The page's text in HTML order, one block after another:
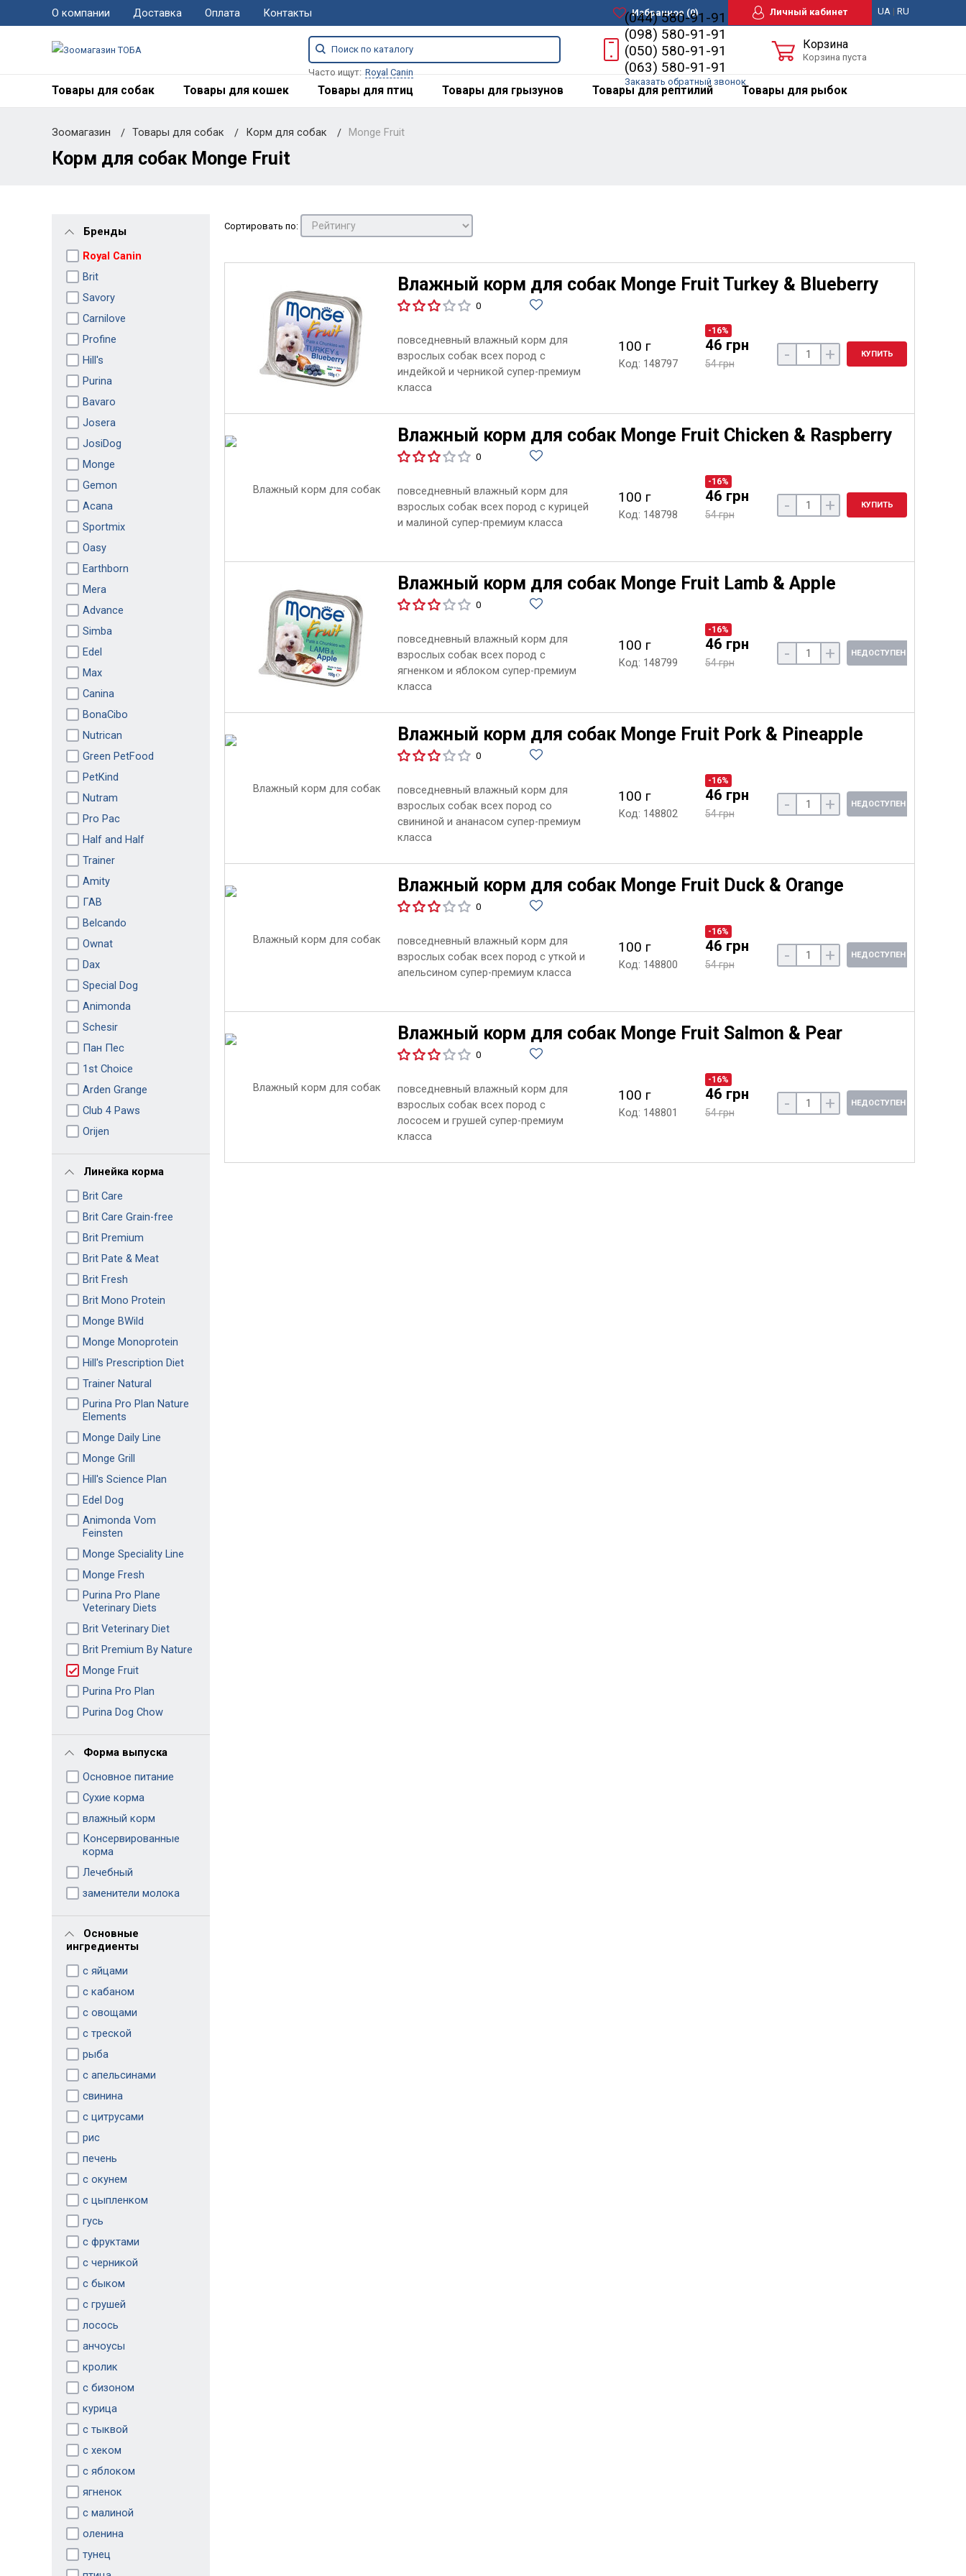
О компании Доставка Оплата Контакты Избранное(0) Личный кабинет UA| RU
Часто ищут: Royal Canin
(044) 580-91-91
(098) 580-91-91
(050) 580-91-91
(063) 580-91-91
Заказать обратный звонок
Корзина
Корзина пуста
Товары для собак Товары для кошек Товары для птиц Товары для грызунов Товары для рептилий Товары для рыбок
Зоомагазин Товары для собак Корм для собак Monge Fruit
Корм для собак Monge Fruit
Бренды
Royal Canin
Brit
Savory
Carnilove
Profine
Hill's
Purina
Bavaro
Josera
JosiDog
Monge
Gemon
Acana
Sportmix
Oasy
Earthborn
Mera
Advance
Simba
Edel
Max
Canina
BonaCibo
Nutrican
Green PetFood
PetKind
Nutram
Pro Pac
Half and Half
Trainer
Amity
ГАВ
Belcando
Ownat
Dax
Special Dog
Animonda
Schesir
Пан Пес
1st Choice
Arden Grange
Club 4 Paws
Orijen
Линейка корма
Brit Care
Brit Care Grain-free
Brit Premium
Brit Pate & Meat
Brit Fresh
Brit Mono Protein
Monge BWild
Monge Monoprotein
Hill's Prescription Diet
Trainer Natural
Purina Pro Plan Nature
Elements
Monge Daily Line
Monge Grill
Hill's Science Plan
Edel Dog
Animonda Vom
Feinsten
Monge Speciality Line
Monge Fresh
Purina Pro Plane
Veterinary Diets
Brit Veterinary Diet
Brit Premium By Nature
Monge Fruit
Purina Pro Plan
Purina Dog Chow
Форма выпуска
Основное питание
Сухие корма
влажный корм
Консервированные
корма
Лечебный
заменители молока
Основные
ингредиенты
с яйцами
с кабаном
с овощами
с треской
рыба
с апельсинами
свинина
с цитрусами
рис
печень
с окунем
с цыпленком
гусь
с фруктами
с черникой
с быком
с грушей
лосось
анчоусы
кролик
с бизоном
курица
с тыквой
с хеком
с яблоком
ягненок
с малиной
оленина
тунец
Сортировать по:
Влажный корм для собак Monge Fruit Turkey & Blueberry
0
повседневный влажный корм для
взрослых собак всех пород с
индейкой и черникой супер-премиум
класса
100 г
Код: 148797
-16%
46 грн
54 грн - + КУПИТЬ
Влажный корм для собак Monge Fruit Chicken & Raspberry
0
повседневный влажный корм для
взрослых собак всех пород с курицей
и малиной супер-премиум класса
100 г
Код: 148798
-16%
46 грн
54 грн - + КУПИТЬ
Влажный корм для собак Monge Fruit Lamb & Apple
0
повседневный влажный корм для
взрослых собак всех пород с
ягненком и яблоком супер-премиум
класса
100 г
Код: 148799
-16%
46 грн
54 грн - + НЕДОСТУПЕН
Влажный корм для собак Monge Fruit Pork & Pineapple
0
повседневный влажный корм для
взрослых собак всех пород со
свининой и ананасом супер-премиум
класса
100 г
Код: 148802
-16%
46 грн
54 грн - + НЕДОСТУПЕН
Влажный корм для собак Monge Fruit Duck & Orange
0
повседневный влажный корм для
взрослых собак всех пород с уткой и
апельсином супер-премиум класса
100 г
Код: 148800
-16%
46 грн
54 грн - + НЕДОСТУПЕН
Влажный корм для собак Monge Fruit Salmon & Pear
0
повседневный влажный корм для
взрослых собак всех пород с
лососем и грушей супер-премиум
класса
100 г
Код: 148801
-16%
46 грн
54 грн - + НЕДОСТУПЕН